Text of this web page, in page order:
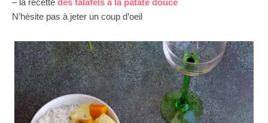
N’hésite pas à jeter un coup d’oeil